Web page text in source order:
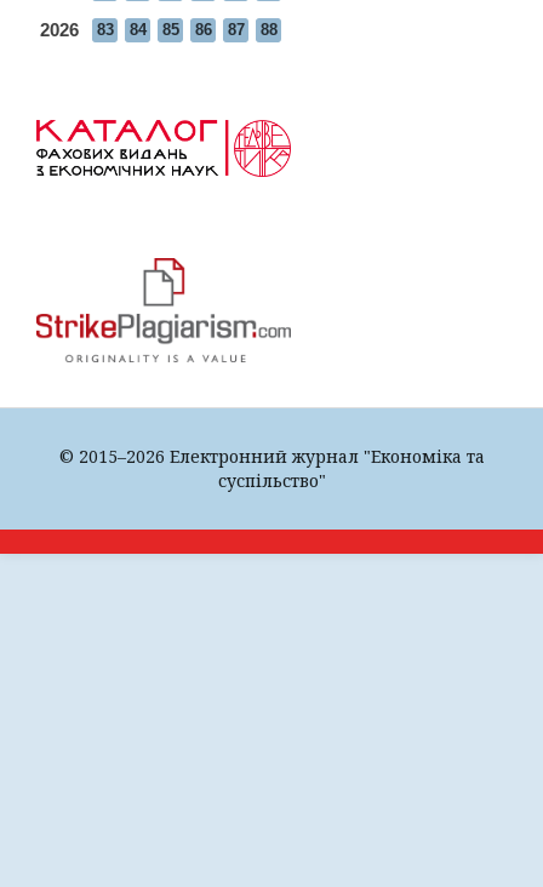
2026 83 84 85 86 87 88
© 2015–2026 Електронний журнал "Економіка та
суспільство"